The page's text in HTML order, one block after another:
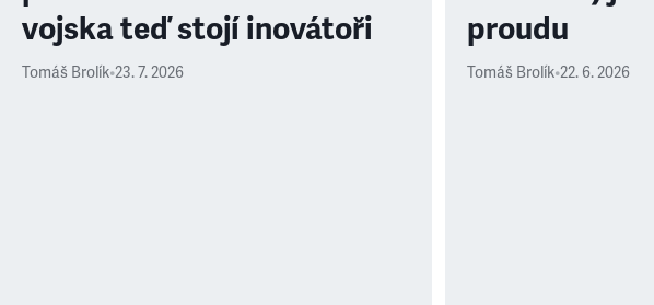
vojska teď stojí inovátoři
Tomáš Brolík•23. 7. 2026
proudu
Tomáš Brolík•22. 6. 2026